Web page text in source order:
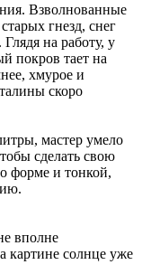
Взволнованные
гнезд, снег
на работу, у
покров тает на
хмурое и
скоро
мастер умело
сделать свою
форме и тонкой,
вполне
картине солнце уже